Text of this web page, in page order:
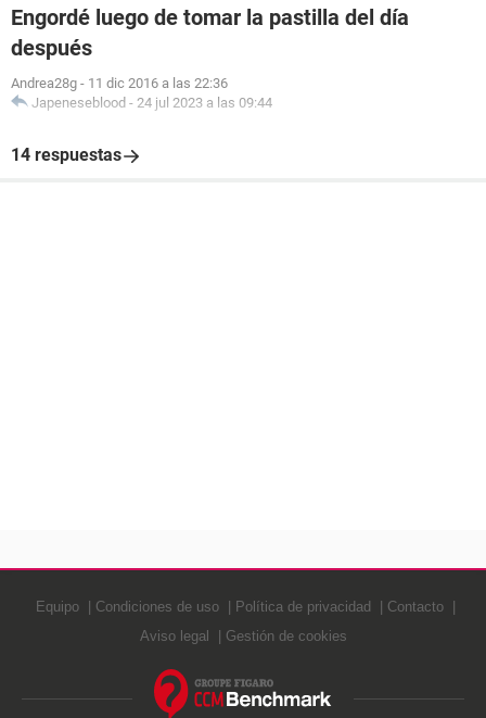
Engordé luego de tomar la pastilla del día
después
Andrea28g - 11 dic 2016 a las 22:36
Japeneseblood - 24 jul 2023 a las 09:44
14 respuestas
Equipo Condiciones de uso Política de privacidad
Contacto
Aviso legal
Gestión de cookies